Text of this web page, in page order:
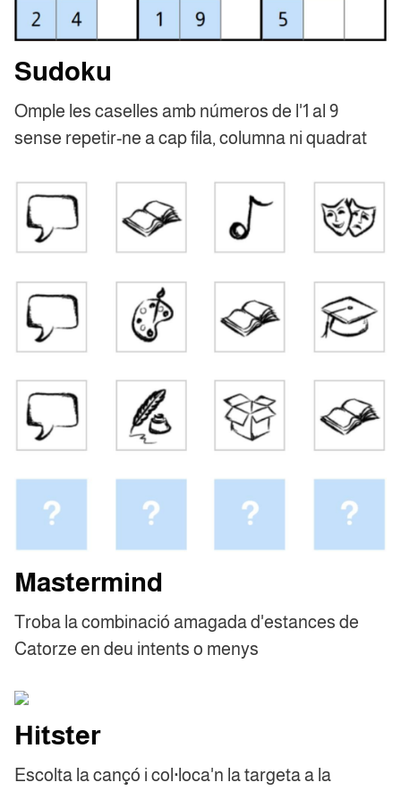
Sudoku
Omple les caselles amb números de l'1 al 9
sense repetir-ne a cap fila, columna ni quadrat
Mastermind
Troba la combinació amagada d'estances de
Catorze en deu intents o menys
Hitster
Escolta la cançó i col·loca'n la targeta a la